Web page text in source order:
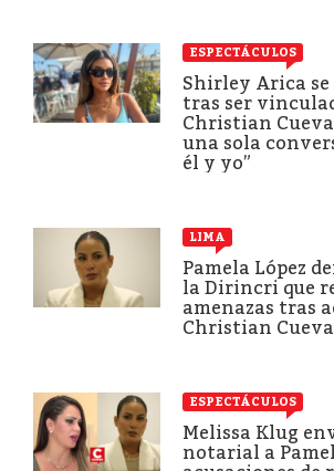
ESPECTÁCULOS
Shirley Arica
tras ser
Christian
una sola
él y yo”
LIMA
Pamela López
la Dirincri que
amenazas tras
Christian Cueva
ESPECTÁCULOS
Melissa Klug
notarial a